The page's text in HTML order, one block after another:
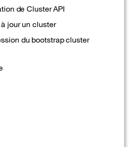
de Cluster API
jour un cluster
du bootstrap cluster